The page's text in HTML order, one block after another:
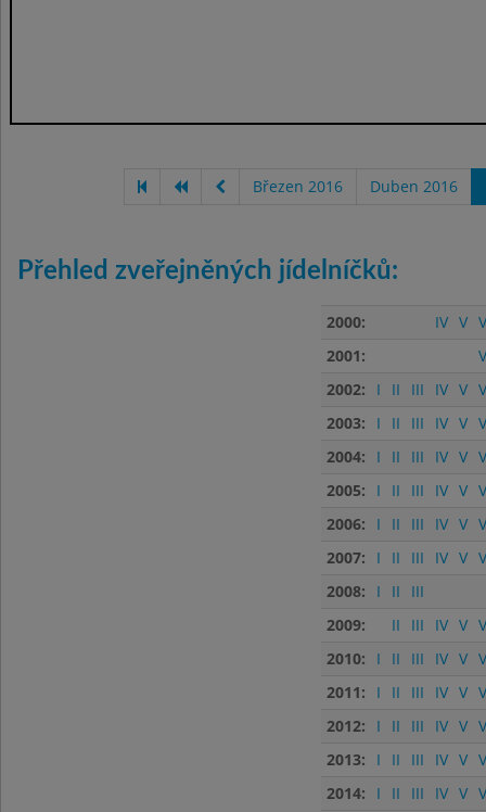
Březen 2016 Duben 2016
Přehled zveřejněných jídelníčků:
2000: IV V
2001:
2002:
I II III IV V
2003:
I II III IV V
2004:
I II III IV V
2005:
I II III IV V
2006:
I II III IV V
2007:
I II III IV V
2008:
I II
III
2009:
II III IV V
2010:
I II III IV V
2011:
I II III IV V
2012:
I II III IV V
2013:
I II III IV V
2014:
I II III IV V